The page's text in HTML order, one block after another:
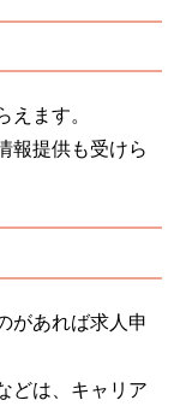
えます。
報提供も受けら
があれば求人申
どは、キャリア